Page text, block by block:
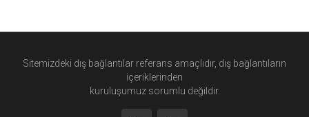
Sitemizdeki dış bağlantılar referans amaçlıdır, dış bağlantıların
içeriklerinden
kuruluşumuz sorumlu değildir.